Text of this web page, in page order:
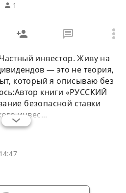
1
инвестор. Живу на
— это не теория,
который я описываю без
книги «РУССКИЙ
безопасной ставки
инвес...